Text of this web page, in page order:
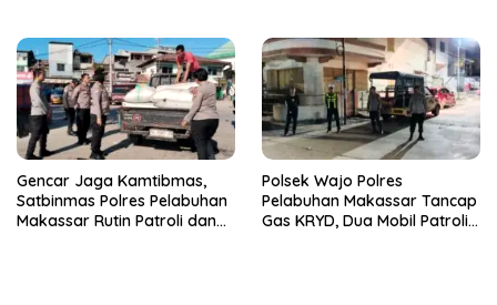
Gencar Jaga Kamtibmas,
Satbinmas Polres Pelabuhan
Makassar Rutin Patroli dan
Polsek Wajo Polres
Pelabuhan Makassar Tancap
Gas KRYD, Dua Mobil Patroli